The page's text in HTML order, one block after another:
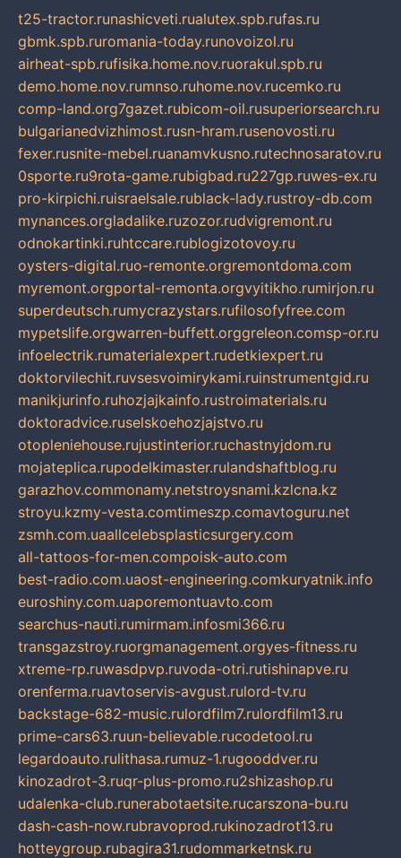
t25-tractor.runashicveti.rualutex.spb.rufas.ru
gbmk.spb.ruromania-today.runovoizol.ru
airheat-spb.rufisika.home.nov.ruorakul.spb.ru
demo.home.nov.rumnso.ruhome.nov.rucemko.ru
comp-land.org7gazet.rubicom-oil.rusuperiorsearch.ru
bulgarianedvizhimost.rusn-hram.rusenovosti.ru
fexer.rusnite-mebel.ruanamvkusno.rutechnosaratov.ru
0sporte.ru9rota-game.rubigbad.ru227gp.ruwes-ex.ru
pro-kirpichi.ruisraelsale.rublack-lady.rustroy-db.com
mynances.orgladalike.ruzozor.rudvigremont.ru
odnokartinki.ruhtccare.rublogizotovoy.ru
oysters-digital.ruo-remonte.orgremontdoma.com
myremont.orgportal-remonta.orgvyitikho.rumirjon.ru
superdeutsch.rumycrazystars.rufilosofyfree.com
mypetslife.orgwarren-buffett.orggreleon.comsp-or.ru
infoelectrik.rumaterialexpert.rudetkiexpert.ru
doktorvilechit.ruvsesvoimirykami.ruinstrumentgid.ru
manikjurinfo.ruhozjajkainfo.rustroimaterials.ru
doktoradvice.ruselskoehozjajstvo.ru
otopleniehouse.rujustinterior.ruchastnyjdom.ru
mojateplica.rupodelkimaster.rulandshaftblog.ru
garazhov.commonamy.netstroysnami.kzlcna.kz
stroyu.kzmy-vesta.comtimeszp.comavtoguru.net
zsmh.com.uaallcelebsplasticsurgery.com
all-tattoos-for-men.compoisk-auto.com
best-radio.com.uaost-engineering.comkuryatnik.info
euroshiny.com.uaporemontuavto.com
searchus-nauti.rumirmam.infosmi366.ru
transgazstroy.ruorgmanagement.orgyes-fitness.ru
xtreme-rp.ruwasdpvp.ruvoda-otri.rutishinapve.ru
orenferma.ruavtoservis-avgust.rulord-tv.ru
backstage-682-music.rulordfilm7.rulordfilm13.ru
prime-cars63.ruun-believable.rucodetool.ru
legardoauto.rulithasa.rumuz-1.rugooddver.ru
kinozadrot-3.ruqr-plus-promo.ru2shizashop.ru
udalenka-club.runerabotaetsite.rucarszona-bu.ru
dash-cash-now.rubravoprod.rukinozadrot13.ru
hotteygroup.rubagira31.rudommarketnsk.ru